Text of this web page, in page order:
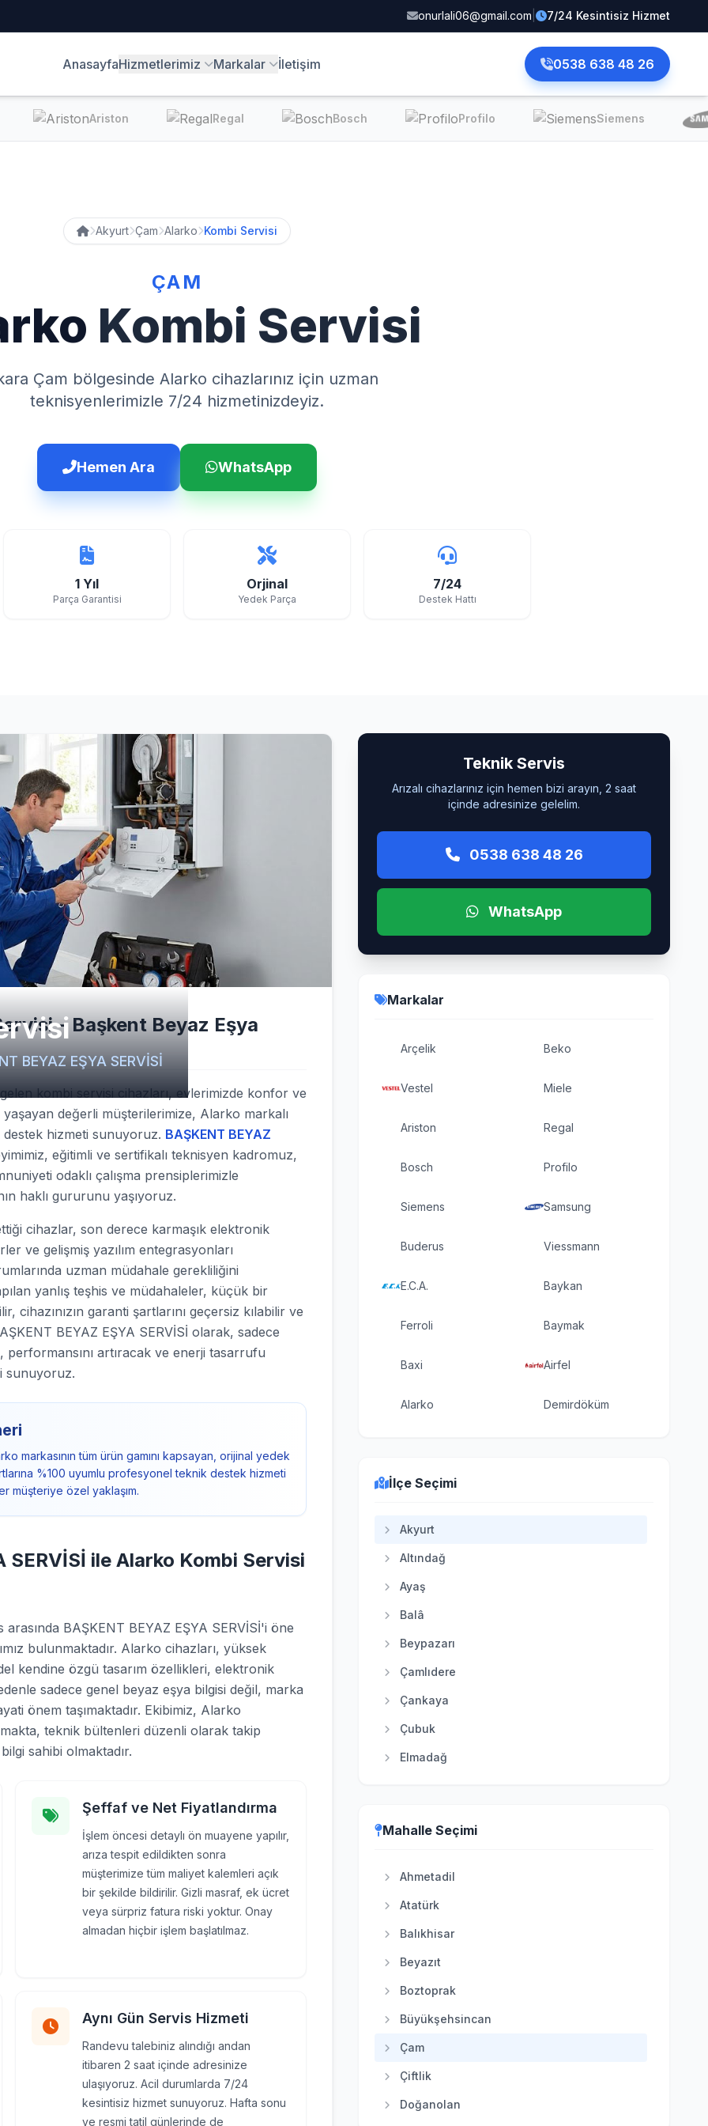
onurlali06@gmail.com 7/24 Kesintisiz Hizmet
AnasayfaHizmetlerimiz Markalar İletişim 0538 638 48 26
Ariston Regal Bosch Profilo Siemens
Akyurt Çam Alarko Kombi Servisi
ÇAM
Kombi Servisi
Çam bölgesinde Alarko cihazlarınız için uzman
teknisyenlerimizle 7/24 hizmetinizdeyiz.
Hemen Ara WhatsApp
1 Yıl
Parça Garantisi
Orjinal
Yedek Parça
7/24
Destek Hattı
BEYAZ EŞYA SERVİSİ
- Başkent Beyaz Eşya
kombi servisi cihazları, evlerimizde konfor ve
değerli müşterilerimize, Alarko markalı
hizmeti sunuyoruz. BAŞKENT BEYAZ
eğitimli ve sertifikalı teknisyen kadromuz,
odaklı çalışma prensiplerimizle
haklı gururunu yaşıyoruz.
cihazlar, son derece karmaşık elektronik
ve gelişmiş yazılım entegrasyonları
uzman müdahale gerekliliğini
yanlış teşhis ve müdahaleler, küçük bir
garanti şartlarını geçersiz kılabilir ve
BEYAZ EŞYA SERVİSİ olarak, sadece
performansını artıracak ve enerji tasarrufu
sunuyoruz.
markasının tüm ürün gamını kapsayan, orijinal yedek
%100 uyumlu profesyonel teknik destek hizmeti
müşteriye özel yaklaşım.
SERVİSİ ile Alarko Kombi Servisi
BAŞKENT BEYAZ EŞYA SERVİSİ'i öne
bulunmaktadır. Alarko cihazları, yüksek
kendine özgü tasarım özellikleri, elektronik
sadece genel beyaz eşya bilgisi değil, marka
önem taşımaktadır. Ekibimiz, Alarko
teknik bültenleri düzenli olarak takip
sahibi olmaktadır.
Şeffaf ve Net Fiyatlandırma
İşlem öncesi detaylı ön muayene yapılır,
arıza tespit edildikten sonra
müşterimize tüm maliyet kalemleri açık
bir şekilde bildirilir. Gizli masraf, ek ücret
veya sürpriz fatura riski yoktur. Onay
almadan hiçbir işlem başlatılmaz.
Aynı Gün Servis Hizmeti
Randevu talebiniz alındığı andan
itibaren 2 saat içinde adresinize
ulaşıyoruz. Acil durumlarda 7/24
kesintisiz hizmet sunuyoruz. Hafta sonu
ve resmi tatil günlerinde de
Teknik Servis
Arızalı cihazlarınız için hemen bizi arayın, 2 saat
içinde adresinize gelelim.
0538 638 48 26
WhatsApp
Markalar
Arçelik Beko
Vestel Miele
Ariston Regal
Bosch Profilo
Siemens Samsung
Buderus Viessmann
E.C.A. Baykan
Ferroli Baymak
Baxi Airfel
Alarko Demirdöküm
İlçe Seçimi
Akyurt
Altındağ
Ayaş
Balâ
Beypazarı
Çamlıdere
Çankaya
Çubuk
Elmadağ
Güdül
Haymana
Kahramankazan
Kalecik
Keçiören
Kızılcahamam
Mamak
Nallıhan
Polatlı
Mahalle Seçimi
Ahmetadil
Atatürk
Balıkhisar
Beyazıt
Boztoprak
Büyükşehsincan
Çam
Çiftlik
Doğanolan